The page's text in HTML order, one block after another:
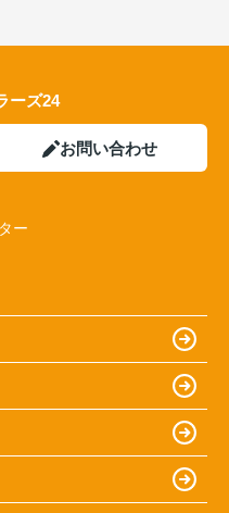
ーズ24
お問い合わせ
ー